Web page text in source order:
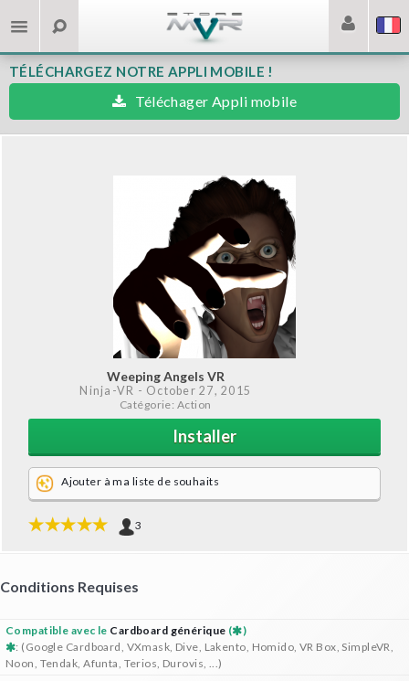
TÉLÉCHARGEZ NOTRE APPLI MOBILE !
Téléchager Appli mobile
Weeping Angels VR
Ninja-VR - October 27, 2015
Catégorie: Action
Installer
Ajouter à ma liste de souhaits
3
Conditions Requises
Compatible avec le Cardboard générique (
)
: (Google Cardboard, VXmask, Dive, Lakento, Homido, VR Box, SimpleVR,
Noon, Tendak, Afunta, Terios, Durovis, ...)